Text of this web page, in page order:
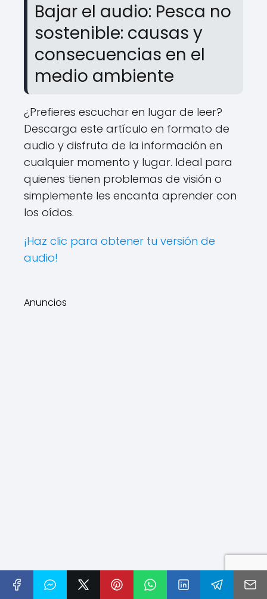
Bajar el audio: Pesca no
sostenible: causas y
consecuencias en el
medio ambiente
¿Prefieres escuchar en lugar de leer?
Descarga este artículo en formato de
audio y disfruta de la información en
cualquier momento y lugar. Ideal para
quienes tienen problemas de visión o
simplemente les encanta aprender con
los oídos.
¡Haz clic para obtener tu versión de
audio!
Anuncios